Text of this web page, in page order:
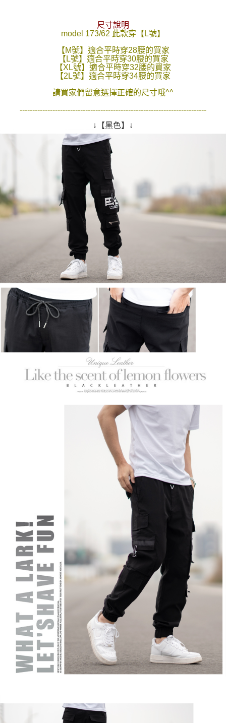
【「AFTEE先享後付」結帳流程】
１．於結帳方式選擇「AFTEE先享後付」後，將跳轉至「AFTEE先享後付」
２．訂單成立數日內，您將收到繳費通知簡訊。
３．收到繳費通知簡訊後14天內，點擊此簡訊中的連結，可透過四大超商／
ATM／網路銀行／等多元方式進行付款，方視為交易完成。
※ 請注意：結帳手續完成當下不需立刻繳費，但若您需要取消訂單，請聯絡
購買商品的店家。未經商家同意取消之訂單仍視為有效，需透過AFTEE先享
後付繳納相關費用。
https://netprotections.freshdesk.com/support/home
１．透過由恩沛科技股份有限公司提供之「AFTEE先享後付」服務完成之交
易，需依本服務之必要範圍內提供個人資料，並將交易相關給付款項請求債
權轉讓予恩沛科技股份有限公司。
２．關於個人資料處理事宜，請瀏覽以下網址：
https://aftee.tw/terms/#terms3
３．未成年的使用者請事先徵得法定代理人或監護人之同意方可使用
「AFTEE先享後付」，若未經同意申辦者引起之損失，本公司不負相關責
任。
４．使用「AFTEE先享後付」時，將依據個別帳號之用戶狀況，依本公司即
時審查核予不同之上限額度；若仍有額度不足之情形，本公司將視審查結果
請求用戶進行身份認證。
５．嚴禁一人註冊多個帳號或使用他人資訊註冊。若發現惡意使用之情形，
恩沛科技股份有限公司將有權停止該用戶之使用額度並採取法律行動。
每筆NT$80，滿NT$1,800(含以上)免運費
每筆NT$80，滿NT$1,800(含以上)免運費
每筆NT$80，滿NT$1,800(含以上)免運費
每筆NT$80，滿NT$1,800(含以上)免運費
每筆NT$120，滿NT$3,000(含以上)免運費
尺寸說明
model 173/62 此款穿【L號】
【M號】適合平時穿28腰的買家
【L號】適合平時穿30腰的買家
【XL號】適合平時穿32腰的買家
【2L號】適合平時穿34腰的買家
請買家們留意選擇正確的尺寸哦^^
--------------------------------------------------------------------------
↓【黑色】↓